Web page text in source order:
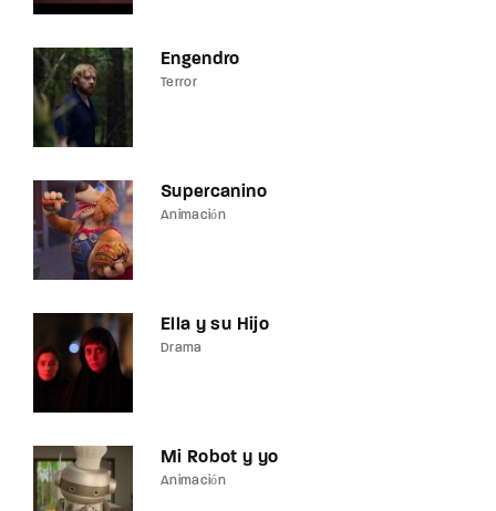
Engendro
Terror
Supercanino
Animación
Ella y su Hijo
Drama
Mi Robot y yo
Animación